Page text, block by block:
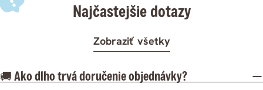
Najčastejšie dotazy
Zobraziť všetky
🚚 Ako dlho trvá doručenie objednávky?